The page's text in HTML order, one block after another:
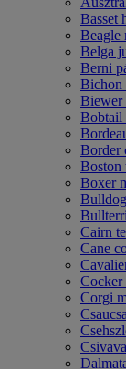
Basset
Beagle
Belga
Berni
Bichon
Biewer
Bobtail
Border
Boston
Boxer
Cairn
Cane
Cocker
Corgi